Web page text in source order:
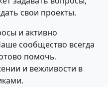
свои проекты.
и активно
сообщество всегда
помочь.
и вежливости в